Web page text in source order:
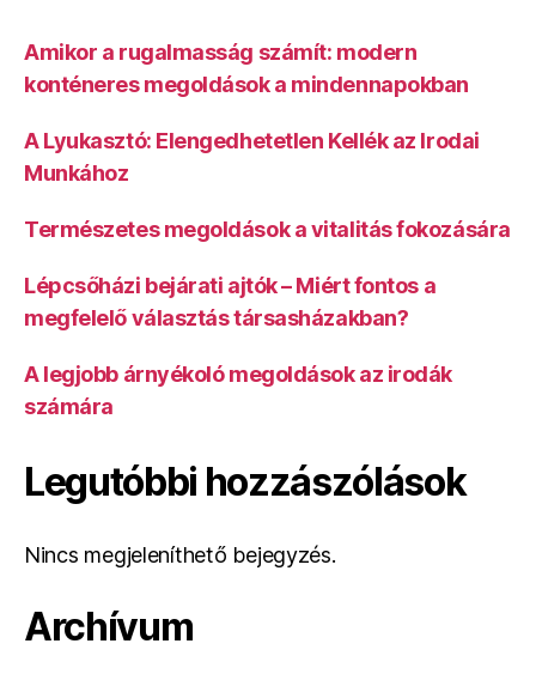
Amikor a rugalmasság számít: modern
konténeres megoldások a mindennapokban
A Lyukasztó: Elengedhetetlen Kellék az Irodai
Munkához
Természetes megoldások a vitalitás fokozására
Lépcsőházi bejárati ajtók – Miért fontos a
megfelelő választás társasházakban?
A legjobb árnyékoló megoldások az irodák
számára
Legutóbbi hozzászólások
Nincs megjeleníthető bejegyzés.
Archívum